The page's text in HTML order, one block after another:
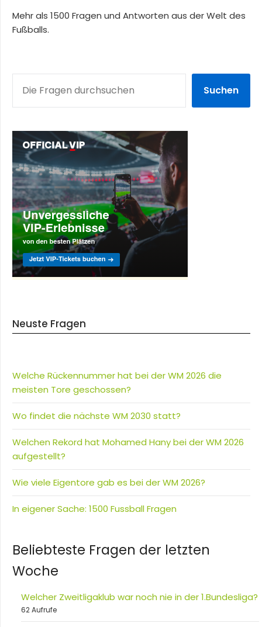
Mehr als 1500 Fragen und Antworten aus der Welt des
Fußballs.
Suchen
Neuste Fragen
Welche Rückennummer hat bei der WM 2026 die
meisten Tore geschossen?
Wo findet die nächste WM 2030 statt?
Welchen Rekord hat Mohamed Hany bei der WM 2026
aufgestellt?
Wie viele Eigentore gab es bei der WM 2026?
In eigener Sache: 1500 Fussball Fragen
Beliebteste Fragen der letzten
Woche
Welcher Zweitligaklub war noch nie in der 1.Bundesliga?
62 Aufrufe